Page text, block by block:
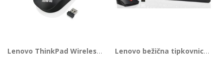
Lenovo ThinkPad Wireless Mouse, 4X30M56887 Lenovo bežična tipkovnica i miš Professional Combo, 4X30H56802